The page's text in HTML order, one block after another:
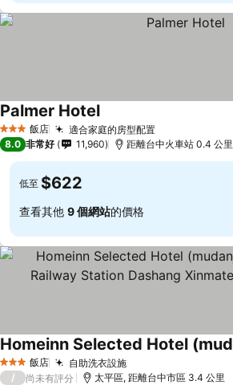
3 星級 飯店 適合家庭的房型配置查看價格
Palmer Hotel查看價格
8.0 非常好 11,960 距離台中火車站 0.4 公里
低至 $622
查看其他 9 個網站的價格
3 星級 飯店 自助洗衣設施查看價格
查看價格
/ 尚未有評分 太平區, 距離台中市區 3.4 公里